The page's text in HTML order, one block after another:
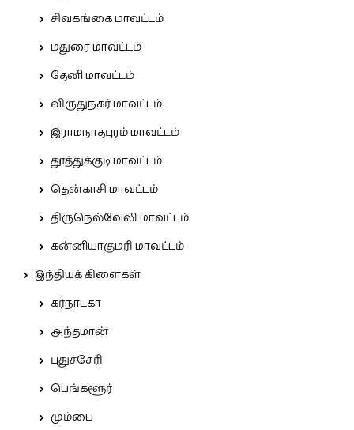
சிவகங்கை மாவட்டம்
மதுரை மாவட்டம்
தேனி மாவட்டம்
விருதுநகர் மாவட்டம்
இராமநாதபுரம் மாவட்டம்
தூத்துக்குடி மாவட்டம்
தென்காசி மாவட்டம்
திருநெல்வேலி மாவட்டம்
கன்னியாகுமரி மாவட்டம்
இந்தியக் கிளைகள்
கர்நாடகா
அந்தமான்
புதுச்சேரி
பெங்களூர்
மும்பை